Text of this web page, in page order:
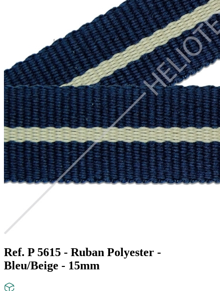
Ref. P 5615 - Ruban Polyester -
Bleu/Beige - 15mm